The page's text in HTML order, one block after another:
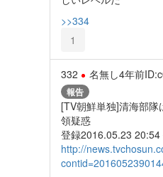
>>334
1
332 名無し4年前
報告
[TV朝鮮単独]清海部
領疑惑
登録2016.05.23
http://